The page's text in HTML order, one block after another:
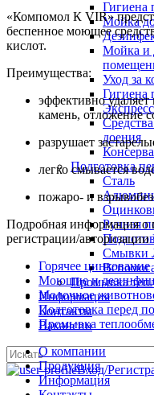
Гигиена
Мойка
Мойка и
Уход за
Гигиена
доения
Подготовка
Сталь
Ручная
Промывка
Информация
Контакты
Вакансии
Вход/
«Компомол К VIR»
беспенное моющее
кислот.
Преимущества:
эффективно
камень, отложение
разрушает
легко смывается
пожаро- и
Подробная информация о
регистрации/авторизации
Горячее цинкование
Моющие и
Молочное
Подготовка перед
Промывка
О компании
Продукция
Информация